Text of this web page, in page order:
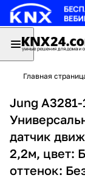
Главная
Jung A3281-
датчик
2,2м, цвет:
оттенок: